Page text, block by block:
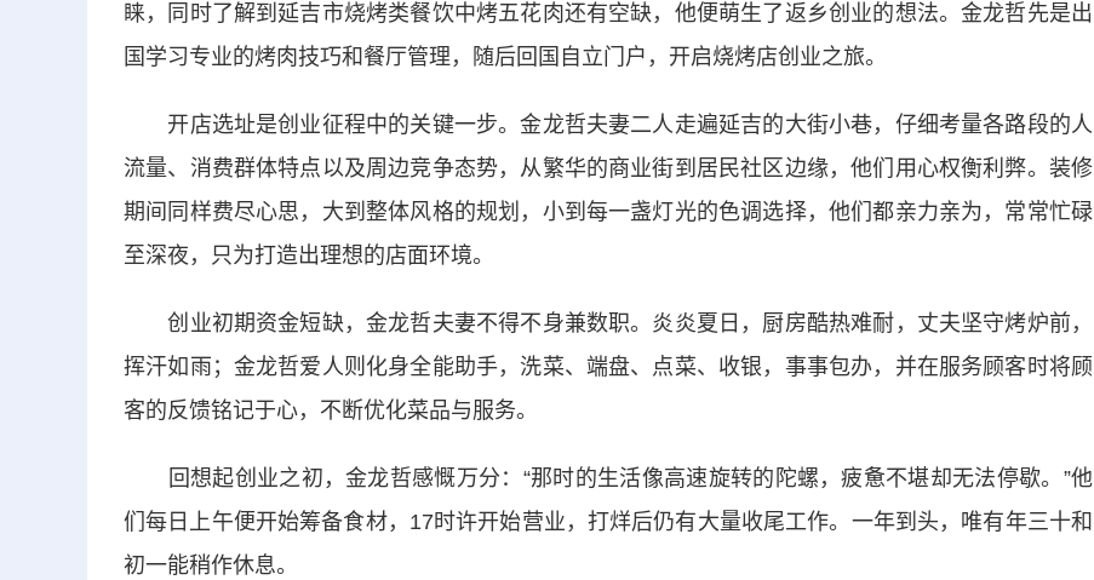
睐，同时了解到延吉市烧烤类餐饮中烤五花肉还有空缺，他便萌生了返乡创业的想法。金龙哲先是出
国学习专业的烤肉技巧和餐厅管理，随后回国自立门户，开启烧烤店创业之旅。
开店选址是创业征程中的关键一步。金龙哲夫妻二人走遍延吉的大街小巷，仔细考量各路段的人
流量、消费群体特点以及周边竞争态势，从繁华的商业街到居民社区边缘，他们用心权衡利弊。装修
期间同样费尽心思，大到整体风格的规划，小到每一盏灯光的色调选择，他们都亲力亲为，常常忙碌
至深夜，只为打造出理想的店面环境。
创业初期资金短缺，金龙哲夫妻不得不身兼数职。炎炎夏日，厨房酷热难耐，丈夫坚守烤炉前，
挥汗如雨；金龙哲爱人则化身全能助手，洗菜、端盘、点菜、收银，事事包办，并在服务顾客时将顾
客的反馈铭记于心，不断优化菜品与服务。
回想起创业之初，金龙哲感慨万分：“那时的生活像高速旋转的陀螺，疲惫不堪却无法停歇。”他
们每日上午便开始筹备食材，17时许开始营业，打烊后仍有大量收尾工作。一年到头，唯有年三十和
初一能稍作休息。